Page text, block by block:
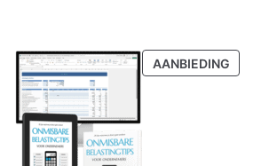
AANBIEDING
IN